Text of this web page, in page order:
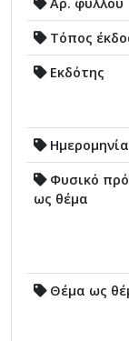
Τόπος
Εκδότης
Ημερομηνία
Φυσικό
ως θέμα
Θέμα ως